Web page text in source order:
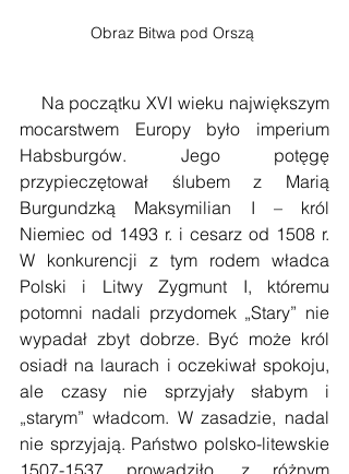
Obraz Bitwa pod Orszą
Na początku XVI wieku największym
mocarstwem Europy było imperium
Habsburgów. Jego potęgę
przypieczętował ślubem z Marią
Burgundzką Maksymilian I – król
Niemiec od 1493 r. i cesarz od 1508 r.
W konkurencji z tym rodem władca
Polski i Litwy Zygmunt I, któremu
potomni nadali przydomek „Stary” nie
wypadał zbyt dobrze. Być może król
osiadł na laurach i oczekiwał spokoju,
ale czasy nie sprzyjały słabym i
„starym” władcom. W zasadzie, nadal
nie sprzyjają. Państwo polsko-litewskie